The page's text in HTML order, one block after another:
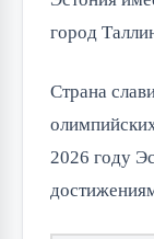
город
Страна
2026 году